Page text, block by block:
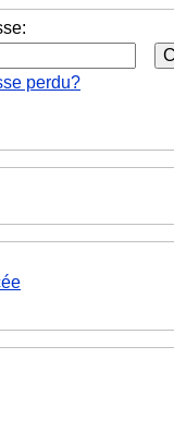
perdu?